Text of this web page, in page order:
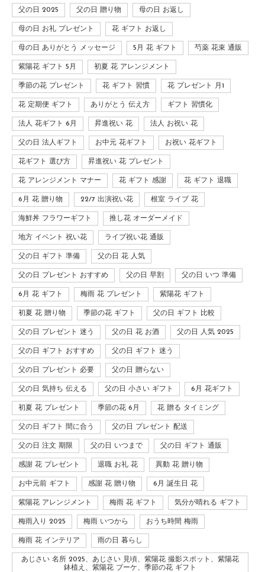
父の日 2025 父の日 贈り物 母の日 お返し
母の日 お礼 プレゼント 花 ギフト お返し
母の日 ありがとう メッセージ 5月 花 ギフト 芍薬 花束 通販
紫陽花 ギフト 5月 初夏 花 アレンジメント
季節の花 プレゼント 花 ギフト 習慣 花 プレゼント 月1
花 定期便 ギフト ありがとう 伝え方 ギフト 習慣化
法人 花ギフト 6月 昇進祝い 花 法人 お祝い 花
父の日 法人ギフト お中元 花ギフト お祝い 花ギフト
花ギフト 選び方 昇進祝い 花 プレゼント
花 アレンジメント マナー 花 ギフト 感謝 花 ギフト 退職
6月 花 贈り物 22/7 出演祝い花 根室 ライブ 花
海鮮丼 フラワーギフト 推し花 オーダーメイド
地方 イベント 祝い花 ライブ祝い花 通販
父の日 ギフト 準備 父の日 花 人気
父の日 プレゼント おすすめ 父の日 早割 父の日 いつ 準備
6月 花 ギフト 梅雨 花 プレゼント 紫陽花 ギフト
初夏 花 贈り物 季節の花 ギフト 父の日 ギフト 比較
父の日 プレゼント 迷う 父の日 花 お酒 父の日 人気 2025
父の日 ギフト おすすめ 父の日 ギフト 迷う
父の日 プレゼント 必要 父の日 贈らない
父の日 気持ち 伝える 父の日 小さい ギフト 6月 花ギフト
初夏 花 プレゼント 季節の花 6月 花 贈る タイミング
父の日 ギフト 間に合う 父の日 プレゼント 配送
父の日 注文 期限 父の日 いつまで 父の日 ギフト 通販
感謝 花 プレゼント 退職 お礼 花 異動 花 贈り物
お中元前 ギフト 感謝 花 贈り物 6月 誕生日 花
紫陽花 アレンジメント 梅雨 花 ギフト 気分が晴れる ギフト
梅雨入り 2025 梅雨 いつから おうち時間 梅雨
梅雨 花 インテリア 雨の日 暮らし
あじさい 名所 2025、あじさい 見頃、紫陽花 撮影スポット、紫陽花
鉢植え、紫陽花 ブーケ、季節の花 ギフト